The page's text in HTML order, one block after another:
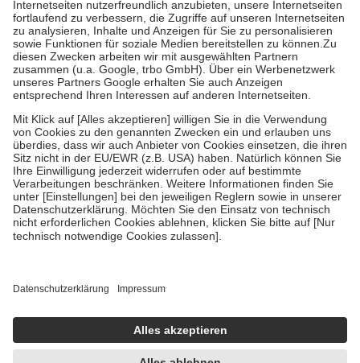
Prozent des Abgabepreises,mindestensjedochfünf Euround
höchstens zehn Euro.Es sind jedoch nie mehr als die tatsächlichen
Kosten der Leistung zu entrichten.
Diese Regeln gelten grundsätzlich auch für Online-Apotheken.
Bei Heilmitteln und häuslicher Krankenpflege beträgt die
Zuzahlung zehn Prozent der Kosten sowie zehn Euro je
Um das Engagement der Versicherten für ihre eigene Gesundheit zu
stärken und die besondere Stellung der Familie zu unterstützen,
fallenkeine Zuzahlungen an bei:
• Kindern und Jugendlichen bis zum vollendeten 18. Lebensjahr
mit Ausnahme der Fahrkosten
• Untersuchungen zur Vorsorge und Früherkennung, die von der
GKV getragen werden
• empfohlenen Schutzimpfungen
Wir nutzen Trusted Shops als unabhängigen Dienstleister für die
getroffen, um sicherzustellen, dass es sich um echte Bewertungen
handelt. Mehr Informationen findest du hier:
https://help.etrusted.com/hc/de/articles/4419944605341